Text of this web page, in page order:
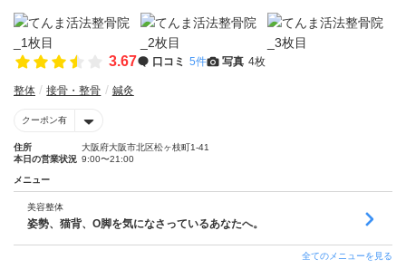
3.67 口コミ 5件 写真 4枚
整体 接骨・整骨 鍼灸
クーポン有
住所
大阪府大阪市北区松ヶ枝町1-41
本日の営業状況 9:00〜21:00
メニュー
美容整体
姿勢、猫背、O脚を気になさっているあなたへ。
全てのメニューを見る